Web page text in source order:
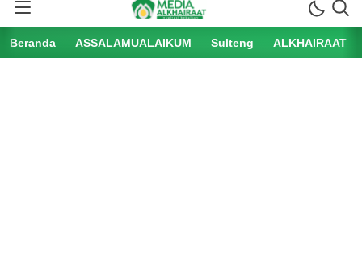
Beranda ASSALAMUALAIKUM Sulteng ALKHAIRAAT